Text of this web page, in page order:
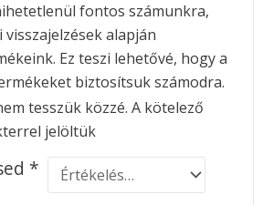
fontos számunkra,
visszajelzések alapján
Ez teszi lehetővé, hogy a
biztosítsuk számodra.
tesszük közzé. A kötelező
jelöltük
*